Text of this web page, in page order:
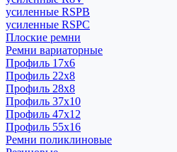
усиленные RSPB
усиленные RSPC
Плоские ремни
Ремни вариаторные
Профиль 17x6
Профиль 22x8
Профиль 28x8
Профиль 37x10
Профиль 47x12
Профиль 55x16
Ремни поликлиновые